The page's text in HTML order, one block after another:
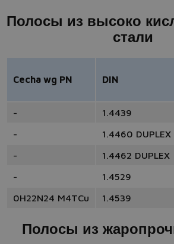
Полосы из высоко
стали
Cecha wg PN DIN
- 1.4439
-
1.4460 DUPLEX
-
1.4462 DUPLEX
-
1.4529
0H22N24 M4TCu
1.4539
Полосы из